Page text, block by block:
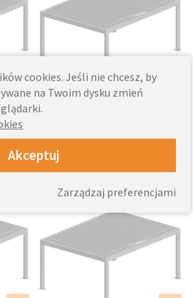
zł
DOSTOSUJ
na
Pergola ogrodowa
cookies. Jeśli nie chcesz, by
na Twoim dysku zmień
Akceptuj
Zarządzaj preferencjami